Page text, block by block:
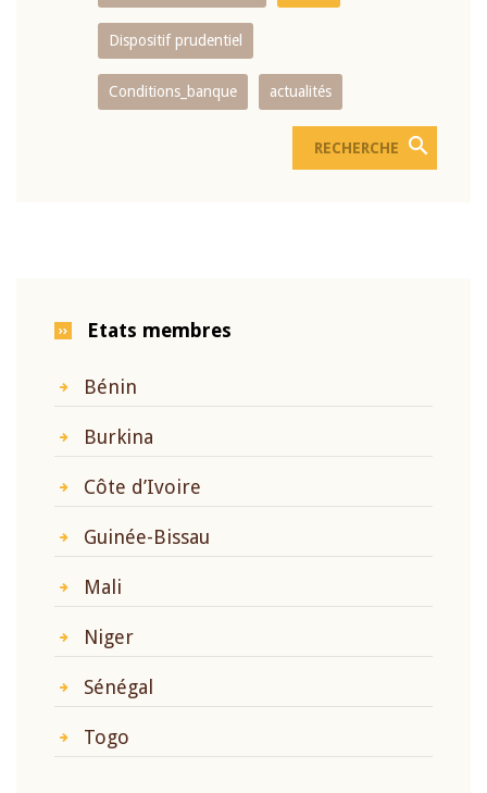
Dispositif prudentiel
Conditions_banque actualités
Etats membres
Bénin
Burkina
Côte d’Ivoire
Guinée-Bissau
Mali
Niger
Sénégal
Togo